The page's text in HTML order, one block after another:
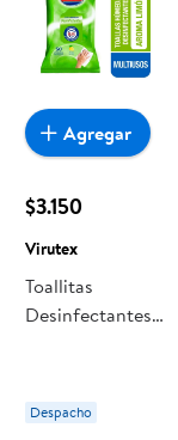
$3.150
Virutex
Toallitas
Desinfectantes
50 Un Virutex
Despacho
Agregar